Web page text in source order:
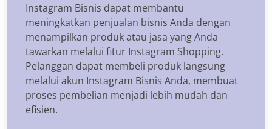
Instagram Bisnis dapat membantu
meningkatkan penjualan bisnis Anda dengan
menampilkan produk atau jasa yang Anda
tawarkan melalui fitur Instagram Shopping.
Pelanggan dapat membeli produk langsung
melalui akun Instagram Bisnis Anda, membuat
proses pembelian menjadi lebih mudah dan
efisien.